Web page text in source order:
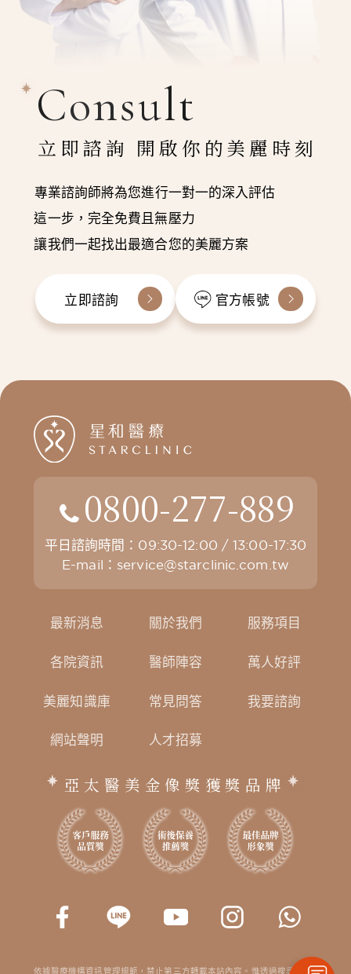
Consult
立即諮詢 開啟你的美麗時刻
專業諮詢師將為您進行一對一的深入評估
這一步，完全免費且無壓力
讓我們一起找出最適合您的美麗方案
立即諮詢 官方帳號
0800-277-889
平日諮詢時間：09:30-12:00 / 13:00-17:30
E-mail： service@starclinic.com.tw
最新消息 關於我們 服務項目
各院資訊 醫師陣容 萬人好評
美麗知識庫 常見問答 我要諮詢
網站聲明 人才招募
亞太醫美金像獎獲獎品牌
依據醫療機構資訊管理規範，禁止第三方轉載本站內容。惟透過搜尋